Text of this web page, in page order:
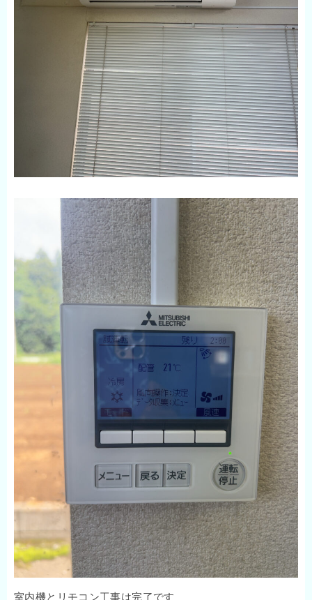
室内機とリモコン工事は完了です